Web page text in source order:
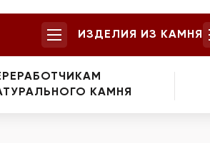
ИЗДЕЛИЯ ИЗ КАМНЯ
КАМНЯ